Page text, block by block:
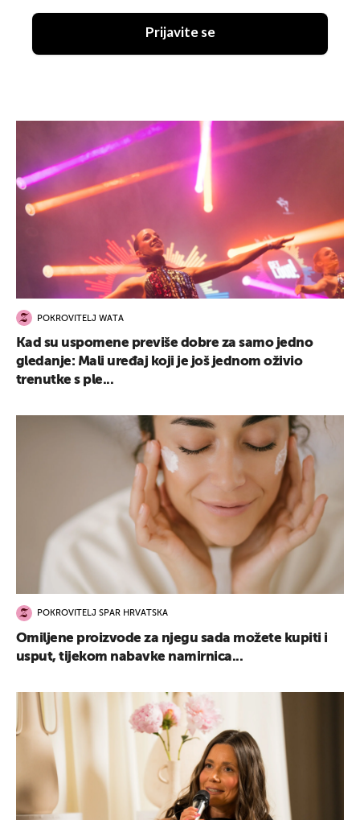
Prijavite se
POKROVITELJ WATA
Kad su uspomene previše dobre za samo jedno
gledanje: Mali uređaj koji je još jednom oživio
trenutke s ple...
POKROVITELJ SPAR HRVATSKA
Omiljene proizvode za njegu sada možete kupiti i
usput, tijekom nabavke namirnica...